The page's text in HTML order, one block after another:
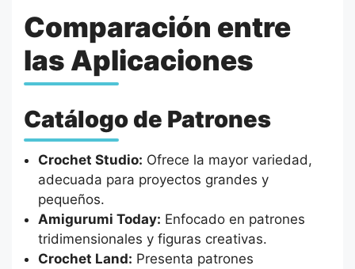
Comparación entre
las Aplicaciones
Catálogo de Patrones
Crochet Studio: Ofrece la mayor variedad,
adecuada para proyectos grandes y
pequeños.
Amigurumi Today: Enfocado en patrones
tridimensionales y figuras creativas.
Crochet Land: Presenta patrones